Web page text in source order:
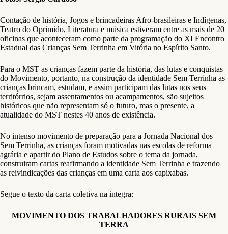
Contação de história, Jogos e brincadeiras Afro-brasileiras e Indígenas,
Teatro do Oprimido, Literatura e música estiveram entre as mais de 20
oficinas que aconteceram como parte da programação do XI Encontro
Estadual das Crianças Sem Terrinha em Vitória no Espírito Santo.
Para o MST as crianças fazem parte da história, das lutas e conquistas
do Movimento, portanto, na construção da identidade Sem Terrinha as
crianças brincam, estudam, e assim participam das lutas nos seus
territórrios, sejam assentamentos ou acampamentos, são sujeitos
históricos que não representam só o futuro, mas o presente, a
atualidade do MST nestes 40 anos de existência.
No intenso movimento de preparação para a Jornada Nacional dos
Sem Terrinha, as crianças foram motivadas nas escolas de reforma
agrária e apartir do Plano de Estudos sobre o tema da jornada,
construiram cartas reafirmando a identidade Sem Terrinha e trazendo
as reivindicações das crianças em uma carta aos capixabas.
Segue o texto da carta coletiva na integra:
MOVIMENTO DOS TRABALHADORES RURAIS SEM
TERRA